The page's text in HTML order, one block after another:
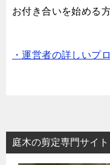
お付き合いを始める
・運営者の詳しいプ
庭木の剪定専門サイト